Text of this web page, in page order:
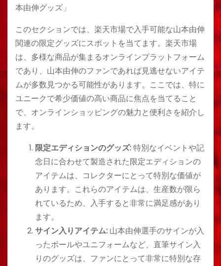
本由伸グッズ」
このセクションでは、楽天市場で入手可能な山本由伸
関連の限定グッズにスポットを当てます。楽天市場
は、多様な商品が集まるオンラインプラットフォーム
であり、山本由伸のファンであれば見逃せないアイテ
ムが多数見つかる可能性があります。ここでは、特に
ユニークで希少価値の高い商品に焦点を当てること
で、オンラインショッピングの魅力と便利さを紹介し
ます。
限定エディションのグッズ:特別なイベントや記
念日に合わせて製造された限定エディションの
アイテムは、コレクターにとって特別な価値が
あります。これらのアイテムは、生産数が限ら
れているため、入手すると非常に満足感があり
ます。
サイン入りアイテム: 山本由伸選手のサインが入
ったボールやユニフォームなど、直筆サイン入
りのグッズは、ファンにとって非常に特別な存